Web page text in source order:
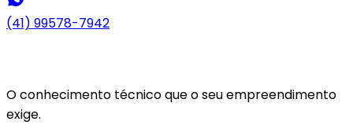
(41) 99578-7942
O conhecimento técnico que o seu empreendimento
exige.